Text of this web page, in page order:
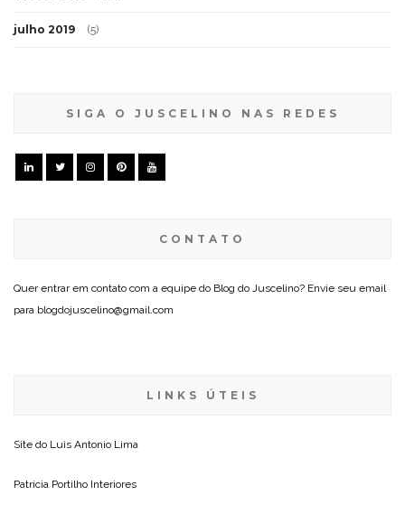
julho 2019 (5)
SIGA O JUSCELINO NAS REDES
CONTATO
Quer entrar em contato com a equipe do Blog do Juscelino? Envie seu email
para blogdojuscelino@gmail.com
LINKS ÚTEIS
Site do Luis Antonio Lima
Patricia Portilho Interiores